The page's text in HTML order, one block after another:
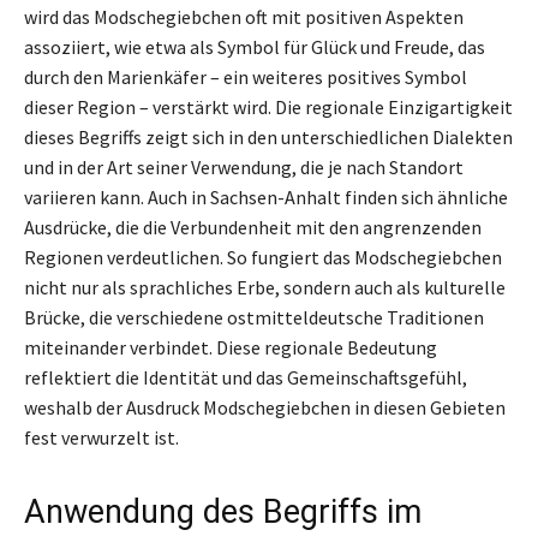
wird das Modschegiebchen oft mit positiven Aspekten
assoziiert, wie etwa als Symbol für Glück und Freude, das
durch den Marienkäfer – ein weiteres positives Symbol
dieser Region – verstärkt wird. Die regionale Einzigartigkeit
dieses Begriffs zeigt sich in den unterschiedlichen Dialekten
und in der Art seiner Verwendung, die je nach Standort
variieren kann. Auch in Sachsen-Anhalt finden sich ähnliche
Ausdrücke, die die Verbundenheit mit den angrenzenden
Regionen verdeutlichen. So fungiert das Modschegiebchen
nicht nur als sprachliches Erbe, sondern auch als kulturelle
Brücke, die verschiedene ostmitteldeutsche Traditionen
miteinander verbindet. Diese regionale Bedeutung
reflektiert die Identität und das Gemeinschaftsgefühl,
weshalb der Ausdruck Modschegiebchen in diesen Gebieten
fest verwurzelt ist.
Anwendung des Begriffs im